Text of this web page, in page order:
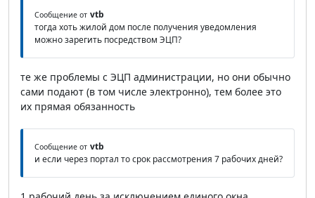
Сообщение от vtb
тогда хоть жилой дом после получения уведомления
можно зарегить посредством ЭЦП?
те же проблемы с ЭЦП администрации, но они обычно
сами подают (в том числе электронно), тем более это
их прямая обязанность
Сообщение от vtb
и если через портал то срок рассмотрения 7 рабочих дней?